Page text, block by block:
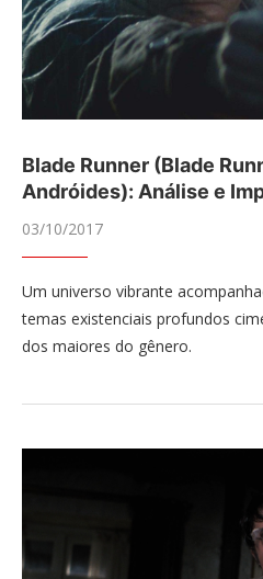
Blade Runner (Blade
Andróides): Análise e
03/10/2017
Um universo vibrante
temas existenciais profundos
dos maiores do gênero.